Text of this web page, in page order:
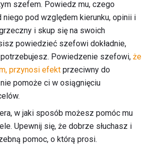
szefem. Powiedz mu, czego
pod względem kierunku, opinii i
i skup się na swoich
powiedzieć szefowi dokładnie,
Powiedzenie szefowi, że
przynosi efekt przeciwny do
pomoże ci w osiągnięciu
w jaki sposób możesz pomóc mu
Upewnij się, że dobrze słuchasz i
pomoc, o którą prosi.